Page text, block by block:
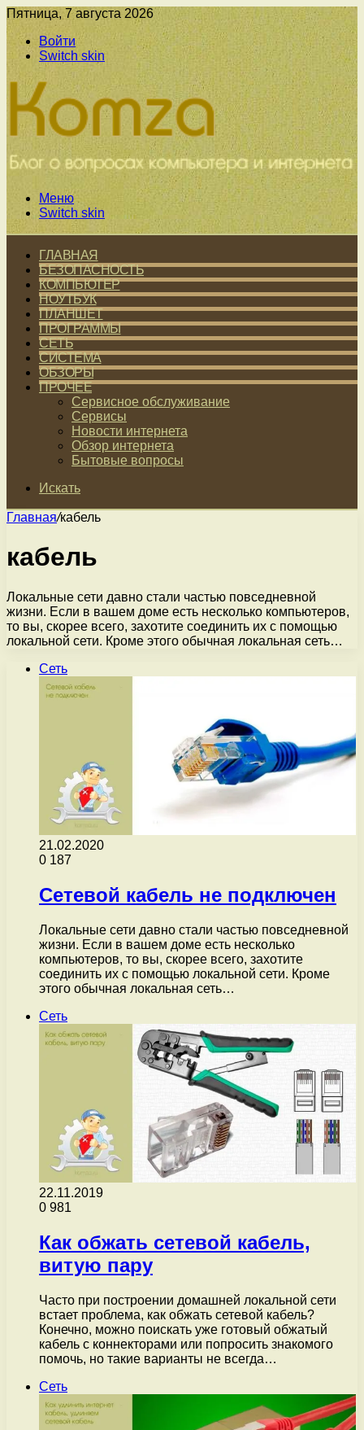
Пятница, 7 августа 2026
Войти
Switch skin
Меню
Switch skin
ГЛАВНАЯ
БЕЗОПАСНОСТЬ
КОМПЬЮТЕР
НОУТБУК
ПЛАНШЕТ
ПРОГРАММЫ
СЕТЬ
СИСТЕМА
ОБЗОРЫ
ПРОЧЕЕ
Сервисное обслуживание
Сервисы
Новости интернета
Обзор интернета
Бытовые вопросы
Искать
Главная/кабель
кабель
Локальные сети давно стали частью повседневной
жизни. Если в вашем доме есть несколько компьютеров,
то вы, скорее всего, захотите соединить их с помощью
локальной сети. Кроме этого обычная локальная сеть…
Сеть
21.02.2020
0 187
Сетевой кабель не подключен
Локальные сети давно стали частью повседневной
жизни. Если в вашем доме есть несколько
компьютеров, то вы, скорее всего, захотите
соединить их с помощью локальной сети. Кроме
этого обычная локальная сеть…
Сеть
22.11.2019
0 981
Как обжать сетевой кабель,
витую пару
Часто при построении домашней локальной сети
встает проблема, как обжать сетевой кабель?
Конечно, можно поискать уже готовый обжатый
кабель с коннекторами или попросить знакомого
помочь, но такие варианты не всегда…
Сеть